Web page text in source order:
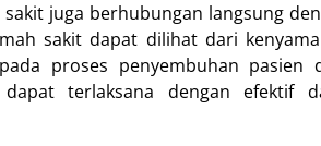
juga berhubungan langsung
sakit dapat dilihat dari
proses penyembuhan
terlaksana dengan efektif